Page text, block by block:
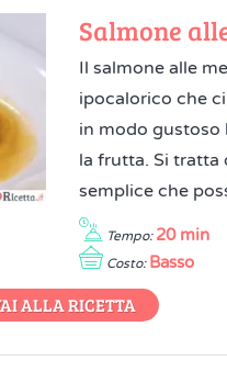
Salmone
Il salmone alle
ipocalorico che
in modo gustoso
la frutta. Si tratta
semplice che
Tempo: 20 min
Costo: Basso
ALLA RICETTA